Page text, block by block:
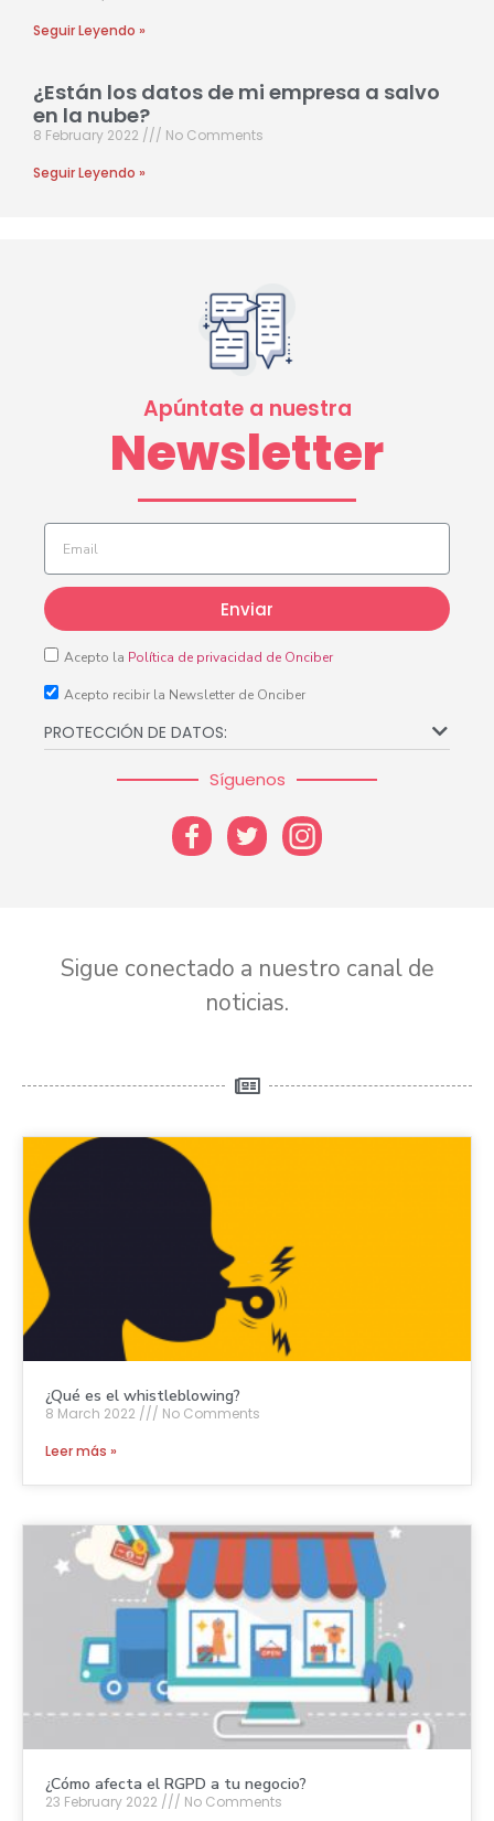
Seguir Leyendo »
¿Están los datos de mi empresa a salvo
en la nube?
8 February 2022
No Comments
Seguir Leyendo »
Apúntate a nuestra
Newsletter
Acepto la Política de privacidad de Onciber
Acepto recibir la Newsletter de Onciber
Enviar
PROTECCIÓN DE DATOS:
Síguenos
Sigue conectado a nuestro canal de
noticias.
¿Qué es el whistleblowing?
8 March 2022
No Comments
Leer más »
¿Cómo afecta el RGPD a tu negocio?
23 February 2022
No Comments